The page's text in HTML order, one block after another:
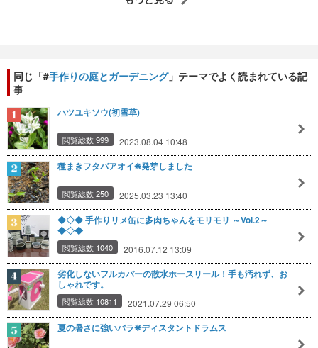
同じ「#手作りの庭とガーデニング」テーマでよく読まれている記
事
ハツユキソウ(初雪草)
閲覧総数 999 2023.08.04 10:48
種まきフタバアオイ❋発芽しました
閲覧総数 250 2025.03.23 13:40
◆◇◆ 手作りリメ缶に多肉ちゃんをモリモリ ～Vol.2～
◆◇◆
閲覧総数 1040 2016.07.12 13:09
劣化しないフルカバーの散水ホースリール！手も汚れず、お
しゃれです。
閲覧総数 10811 2021.07.29 06:50
夏の暑さに強いバラ❋ディスタントドラムス